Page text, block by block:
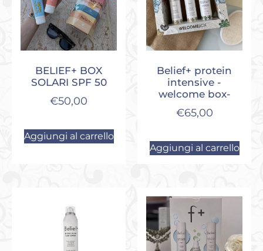
BELIEF+ BOX
SOLARI SPF 50
€50,00
Aggiungi al carrello
Belief+ protein
intensive -
welcome box-
€65,00
Aggiungi al carrello